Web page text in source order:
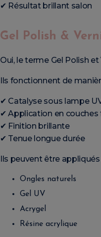
✔ Résultat brillant salon
Gel Polish &
Oui, le terme Gel Polish
Ils fonctionnent de
✔ Catalyse sous lampe
✔ Application en couches
✔ Finition brillante
✔ Tenue longue durée
Ils peuvent être appliqués
Ongles naturels
Gel UV
Acrygel
Résine acrylique